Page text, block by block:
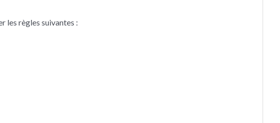
les règles suivantes :